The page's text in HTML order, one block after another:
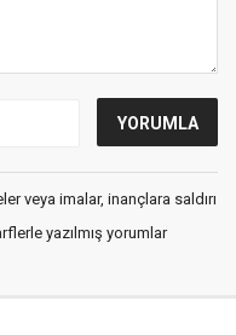
veya imalar, inançlara saldırı
yazılmış yorumlar